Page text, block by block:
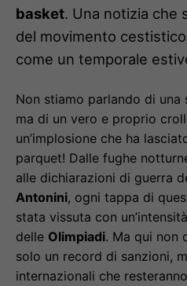
basket. Una notizia che
del movimento
come un temporale
Non stiamo parlando di una
ma di un vero e proprio
un’implosione che ha
parquet! Dalle fughe
alle dichiarazioni di guerra
Antonini, ogni tappa di
stata vissuta con
delle Olimpiadi. Ma qui non
solo un record di sanzioni,
internazionali che